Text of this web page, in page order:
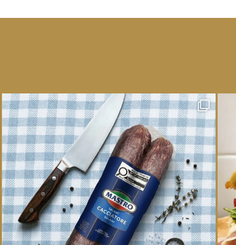
One whole Mastro® Cacciatore Salami, so many
ways...
16 0